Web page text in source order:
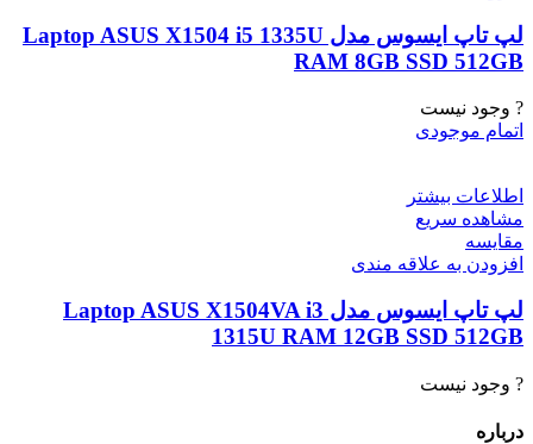
لپ تاپ ایسوس مدل Laptop ASUS X1504 i5 1335U
RAM 8GB SSD 512GB
? وجود نیست
اتمام موجودی
اطلاعات بیشتر
مشاهده سریع
مقایسه
افزودن به علاقه مندی
لپ تاپ ایسوس مدل Laptop ASUS X1504VA i3
1315U RAM 12GB SSD 512GB
? وجود نیست
درباره